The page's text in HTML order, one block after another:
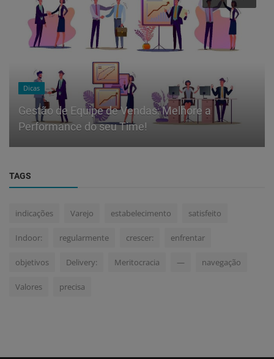
Dicas
Gestão de Equipe de Vendas: Melhore a
Performance do seu Time!
TAGS
indicações Varejo estabelecimento satisfeito
Indoor: regularmente crescer: enfrentar
objetivos Delivery: Meritocracia — navegação
Valores precisa